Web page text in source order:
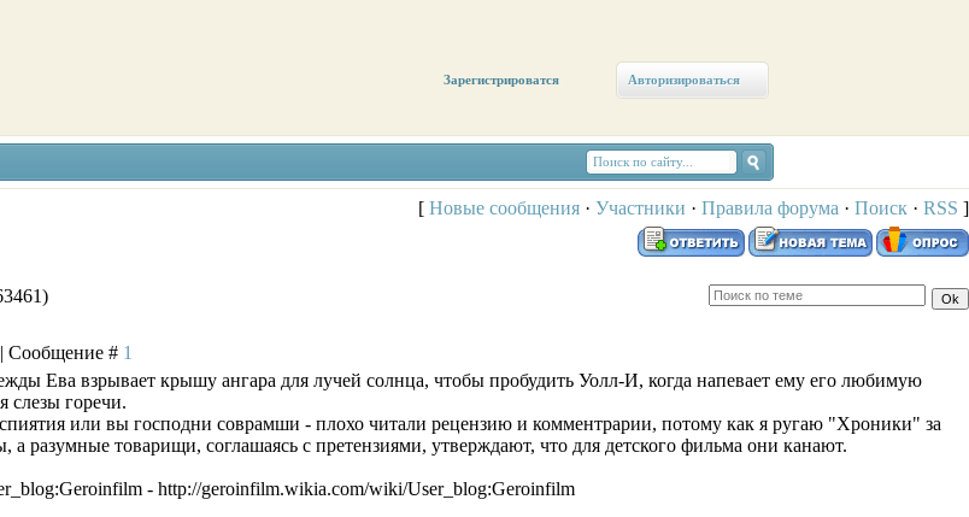
Зарегистрироватся Авторизироваться
[ Новые сообщения · Участники · Правила форума · Поиск · RSS ]
Сообщение # 1
Ева взрывает крышу ангара для лучей солнца, чтобы пробудить Уолл-И, когда напевает ему его любимую
слезы горечи.
или вы господни соврамши - плохо читали рецензию и комментрарии, потому как я ругаю "Хроники" за
а разумные товарищи, соглашаясь с претензиями, утверждают, что для детского фильма они канают.
- http://geroinfilm.wikia.com/wiki/User_blog:Geroinfilm